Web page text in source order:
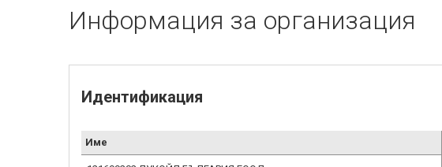
Информация за организация
Идентификация
Име